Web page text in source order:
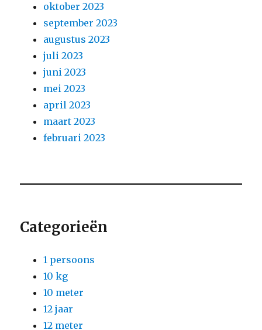
oktober 2023
september 2023
augustus 2023
juli 2023
juni 2023
mei 2023
april 2023
maart 2023
februari 2023
Categorieën
1 persoons
10 kg
10 meter
12 jaar
12 meter